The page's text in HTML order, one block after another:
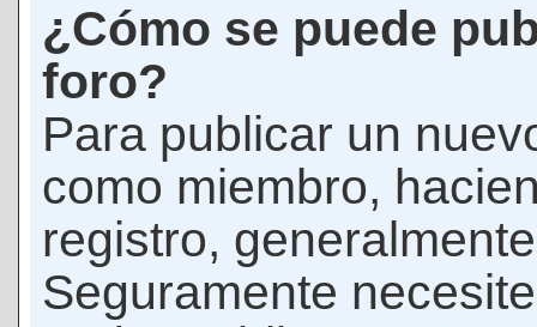
¿Cómo se puede
foro?
Para publicar un
como miembro,
registro,
Seguramente